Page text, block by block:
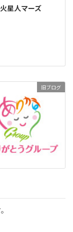
星人マーズ
旧ブログ